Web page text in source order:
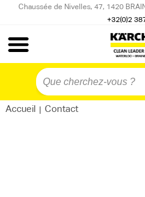
Chaussée de Nivelles, 47, 1420
+32(0)2
Accueil |Contact